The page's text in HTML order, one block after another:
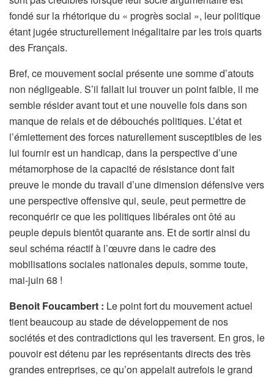
fondé sur la rhétorique du « progrès social », leur politique
étant jugée structurellement inégalitaire par les trois quarts
des Français.
Bref, ce mouvement social présente une somme d’atouts
non négligeable. S’il fallait lui trouver un point faible, il me
semble résider avant tout et une nouvelle fois dans son
manque de relais et de débouchés politiques. L’état et
l’émiettement des forces naturellement susceptibles de les
lui fournir est un handicap, dans la perspective d’une
métamorphose de la capacité de résistance dont fait
preuve le monde du travail d’une dimension défensive vers
une perspective offensive qui, seule, peut permettre de
reconquérir ce que les politiques libérales ont ôté au
peuple depuis bientôt quarante ans. Et de sortir ainsi du
seul schéma réactif à l’œuvre dans le cadre des
mobilisations sociales nationales depuis, somme toute,
mai-juin 68 !
Benoit Foucambert : Le point fort du mouvement actuel
tient beaucoup au stade de développement de nos
sociétés et des contradictions qui les traversent. En gros, le
pouvoir est détenu par les représentants directs des très
grandes entreprises, ce qu’on appelait autrefois le grand